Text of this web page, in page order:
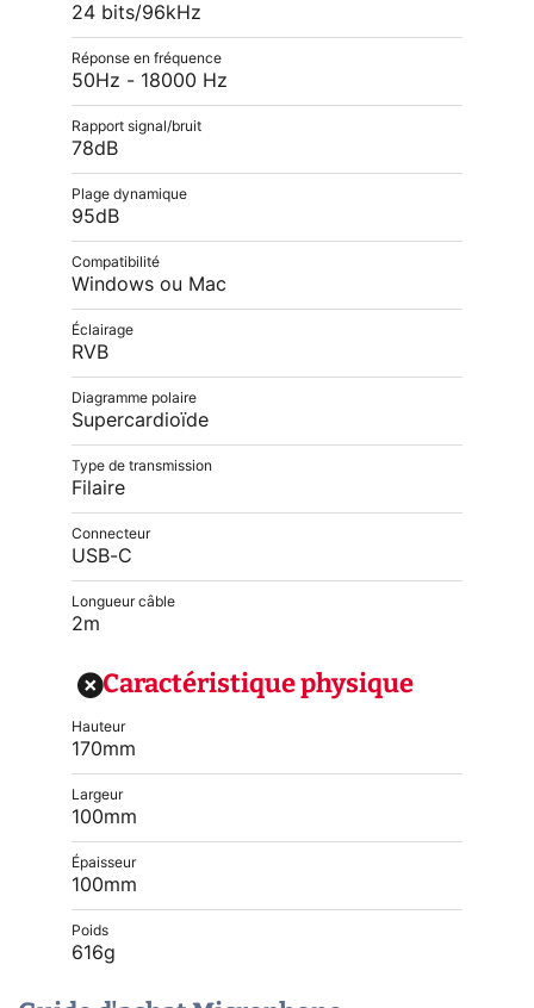
24 bits/96kHz
Réponse en fréquence
50Hz - 18000 Hz
Rapport signal/bruit
78dB
Plage dynamique
95dB
Compatibilité
Windows ou Mac
Éclairage
RVB
Diagramme polaire
Supercardioïde
Type de transmission
Filaire
Connecteur
USB-C
Longueur câble
2m
Caractéristique physique
Hauteur
170mm
Largeur
100mm
Épaisseur
100mm
Poids
616g